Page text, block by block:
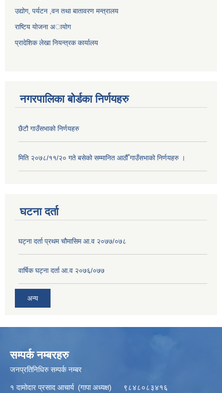
उद्योग, पर्यटन ,वन तथा बातावरण मन्त्रालय
राष्टिय याेजना अायोग
प्रादेशिक लेखा नियन्त्रक कार्यालय
नगरपालिका बोर्डका निर्णयहरु
छैटौ गाउँसभाको निर्णयहरु
मिति २०७८/११/२० गते बसेको सम्मानित आठौँ गाउँसभाको निर्णयहरु ।
घटना दर्ता
घट्ना दर्ता प्रथम चौमासिम आ.व २०७७/०७८
वार्षिक घट्ना दर्ता आ.व २०७६/०७७
अन्य
सम्पर्क नम्बरहरु
जनप्रतिनिधिरु सम्पर्क नम्बर
१ दामोदार प्रसाद आचार्य (गापा अध्यक्ष) ९८४८०८३४१६